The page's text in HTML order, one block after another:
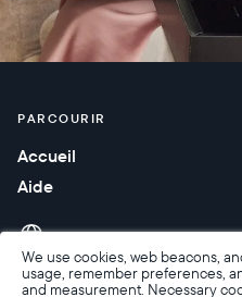
We use cookies, web beacons,
usage, remember preferences,
and measurement. Necessary
PARCOURIR
Accueil
Aide